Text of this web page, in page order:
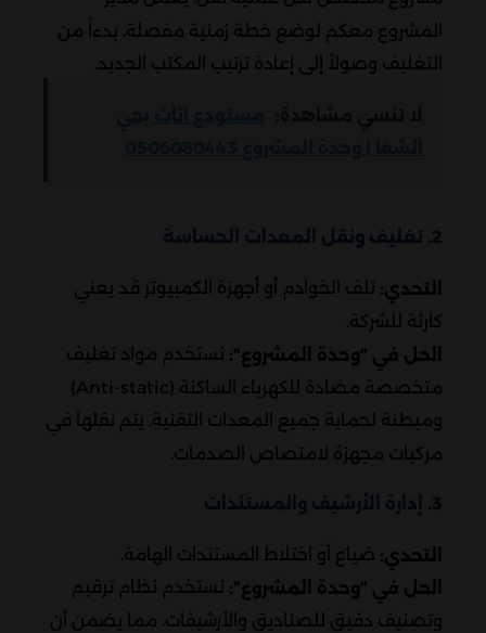
المشروع معكم لوضع خطة زمنية مفصلة، بدءاً من
التغليف وصولاً إلى إعادة ترتيب المكتب الجديد.
2. تغليف ونقل المعدات الحساسة
التحدي: تلف الخوادم أو أجهزة الكمبيوتر قد يعني
كارثة للشركة.
الحل في “وحدة المشروع”: نستخدم مواد تغليف
متخصصة مضادة للكهرباء الساكنة (Anti-static)
ومبطنة لحماية جميع المعدات التقنية. يتم نقلها في
مركبات مجهزة لامتصاص الصدمات.
3. إدارة الأرشيف والمستندات
التحدي: ضياع أو اختلاط المستندات الهامة.
الحل في “وحدة المشروع”: نستخدم نظام ترقيم
وتصنيف دقيق للصناديق والأرشيفات، مما يضمن أن